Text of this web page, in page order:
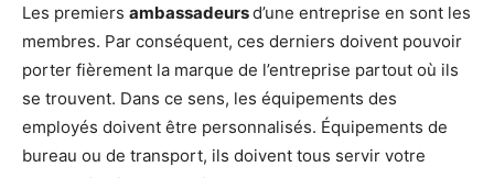
Les premiers ambassadeursd’une entreprise en sont les
membres. Par conséquent, ces derniers doivent pouvoir
porter fièrement la marque de l’entreprise partout où ils
se trouvent. Dans ce sens, les équipements des
employés doivent être personnalisés. Équipements de
bureau ou de transport, ils doivent tous servir votre